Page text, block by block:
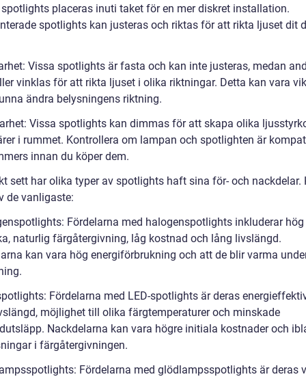
placeras inuti taket för en mer diskret installation.
spotlights kan justeras och riktas för att rikta ljuset dit
Vissa spotlights är fasta och kan inte justeras, medan
vinklas för att rikta ljuset i olika riktningar. Detta kan vara
ändra belysningens riktning.
Vissa spotlights kan dimmas för att skapa olika
i rummet. Kontrollera om lampan och spotlighten är
innan du köper dem.
sett har olika typer av spotlights haft sina för- och nackdelar.
de vanligaste:
Fördelarna med halogenspotlights inkluderar hög
naturlig färgåtergivning, låg kostnad och lång livslängd.
kan vara hög energiförbrukning och att de blir varma
Fördelarna med LED-spotlights är deras
möjlighet till olika färgtemperaturer och minskade
Nackdelarna kan vara högre initiala kostnader och
i färgåtergivningen.
Fördelarna med glödlampsspotlights är deras